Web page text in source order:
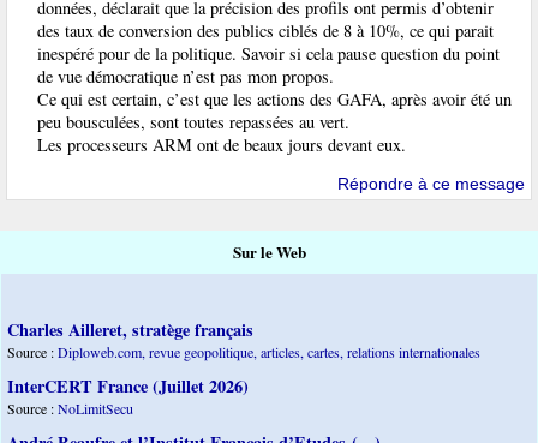
données, déclarait que la précision des profils ont permis d’obtenir
des taux de conversion des publics ciblés de 8 à 10%, ce qui parait
inespéré pour de la politique. Savoir si cela pause question du point
de vue démocratique n’est pas mon propos.
Ce qui est certain, c’est que les actions des GAFA, après avoir été un
peu bousculées, sont toutes repassées au vert.
Les processeurs ARM ont de beaux jours devant eux.
Répondre à ce message
Sur le Web
Charles Ailleret, stratège français
Source :Diploweb.com, revue geopolitique, articles, cartes, relations internationales
InterCERT France (Juillet 2026)
Source :NoLimitSecu